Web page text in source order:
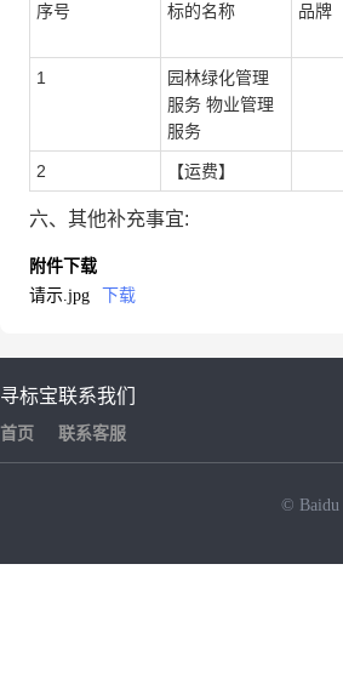
序号 标的名称 品牌
1
园林绿化管理
服务 物业管理
服务
2 【运费】
六、其他补充事宜:
附件下载
请示.jpg
下载
寻标宝
首页
联系我们
联系客服
© Baidu